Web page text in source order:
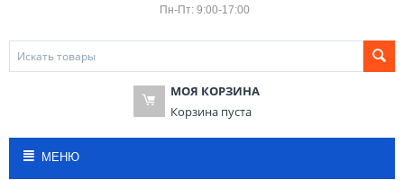
Пн-Пт: 9:00-17:00
МОЯ КОРЗИНА
Корзина пуста
МЕНЮ